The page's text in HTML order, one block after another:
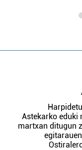
Astekarko eduki
martxan ditugun